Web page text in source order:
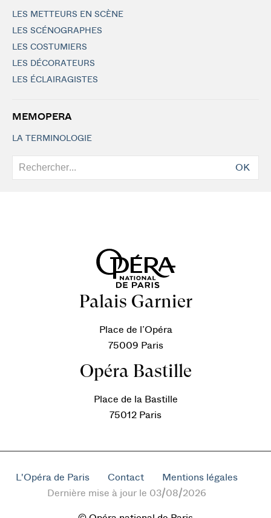
LES METTEURS EN SCÈNE
LES SCÉNOGRAPHES
LES COSTUMIERS
LES DÉCORATEURS
LES ÉCLAIRAGISTES
MEMOPERA
LA TERMINOLOGIE
OK
Palais Garnier
Place de l’Opéra
75009 Paris
Opéra Bastille
Place de la Bastille
75012 Paris
L'Opéra de Paris Contact
Mentions légales
Dernière mise à jour le 03/08/2026